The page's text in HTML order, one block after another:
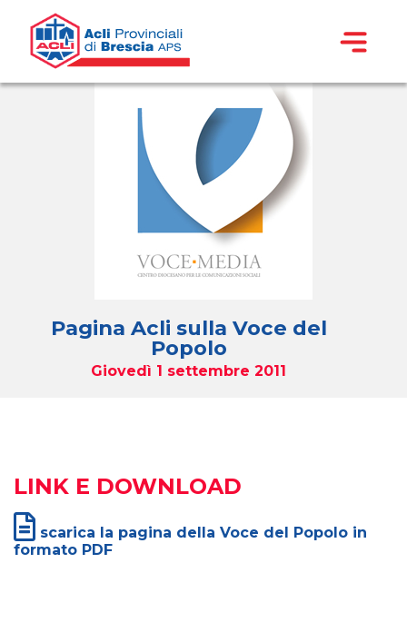
Pagina Acli sulla Voce del
Popolo
Giovedì 1 settembre 2011
LINK E DOWNLOAD
scarica la pagina della Voce del Popolo in
formato PDF